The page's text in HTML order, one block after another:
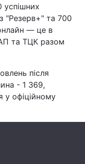
успішних
"Резерв+" та 700
— це в
та ТЦК разом
після
- 1 369,
у офіційному